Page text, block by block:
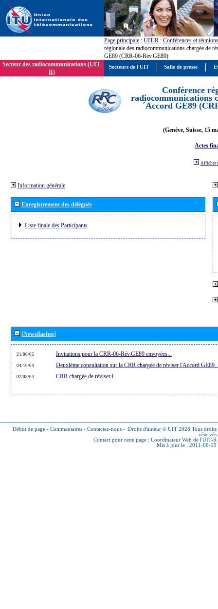
Page principale : UIT-R : Conférences et réunions
régionale des radiocommunications chargée de
GE89 (CRR-06-Rev.GE89)
Secteur des radiocommunications (UIT-
R)
Conférence
radiocommunications
´Accord GE89
(Genève, Suisse, 15
Actes
Afficher
Information générale
Enregistrement des délégués
Liste finale des Participants
[Newsflashes]
21/06/05 Invitations pour la CRR-06-Rév.GE89 envoyées...
04/10/04 Deuxième consultation sur la CRR chargée de réviser l'Accord
02/08/04 CRR chargée de réviser l
Début de page - Commentaires - Contactez-nous - Droits d'auteur © UIT 2026 Tous droits
réservés
Contact pour cette page : Coordinateur Web de l'UIT-R
Mis à jour le : 2011-06-15
Secteurs de l'UIT Salle de presse